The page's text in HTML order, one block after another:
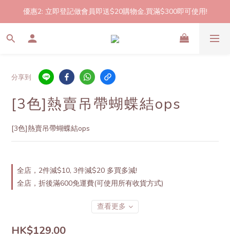
2件起包郵!(反應良好優惠期延長🎉!shop now!)
優惠2: 立即登記做會員即送$20購物金,買滿$300即可使用!
2件起包郵!(反應良好優惠期延長🎉!shop now!)
分享到
[3色]熱賣吊帶蝴蝶結ops
[3色]熱賣吊帶蝴蝶結ops
全店，2件減$10, 3件減$20 多買多減!
全店，折後滿600免運費(可使用所有收貨方式)
查看更多
HK$129.00